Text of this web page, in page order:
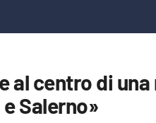
al centro di
Salerno»